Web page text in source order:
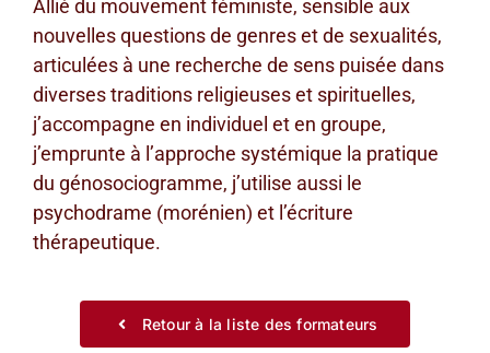
Allié du mouvement féministe, sensible aux
nouvelles questions de genres et de sexualités,
articulées à une recherche de sens puisée dans
diverses traditions religieuses et spirituelles,
j’accompagne en individuel et en groupe,
j’emprunte à l’approche systémique la pratique
du génosociogramme, j’utilise aussi le
psychodrame (morénien) et l’écriture
thérapeutique.
Retour à la liste des formateurs